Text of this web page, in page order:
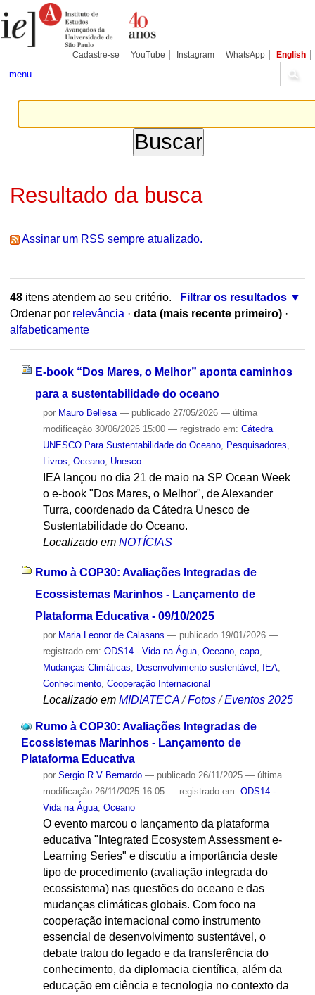
para
conteúdo.
Pessoais
Cadastre-se YouTube Instagram WhatsApp English
menu
Resultado da busca
Assinar um RSS sempre atualizado.
48itens atendem ao seu critério.
Filtrar os resultados
Ordenar por relevância · data (mais recente primeiro) ·
alfabeticamente
E-book “Dos Mares, o Melhor” aponta caminhos
para a sustentabilidade do oceano
por Mauro Bellesa — publicado27/05/2026 — última
modificação30/06/2026 15:00 — registrado em: Cátedra
UNESCO Para Sustentabilidade do Oceano, Pesquisadores
Livros Oceano, Unesco
IEA lançou no dia 21 de maio na SP Ocean Week
o e-book "Dos Mares, o Melhor", de Alexander
Turra, coordenado da Cátedra Unesco de
Sustentabilidade do Oceano.
Localizado em NOTÍCIAS
Rumo à COP30: Avaliações Integradas de
Ecossistemas Marinhos - Lançamento de
Plataforma Educativa - 09/10/2025
por Maria Leonor de Calasans — publicado19/01/2026 —
registrado em: ODS14 - Vida na Água, Oceano, capa,
Mudanças Climáticas
Desenvolvimento sustentável IEA,
Conhecimento, Cooperação Internacional
Localizado em MIDIATECA /Fotos /Eventos 2025
Rumo à COP30: Avaliações Integradas de
Ecossistemas Marinhos - Lançamento de
Plataforma Educativa
por Sergio R V Bernardo — publicado26/11/2025 — última
modificação26/11/2025 16:05 — registrado em: ODS14 -
Vida na Água, Oceano
O evento marcou o lançamento da plataforma
educativa "Integrated Ecosystem Assessment e-
Learning Series" e discutiu a importância deste
tipo de procedimento (avaliação integrada do
ecossistema) nas questões do oceano e das
mudanças climáticas globais. Com foco na
cooperação internacional como instrumento
essencial de desenvolvimento sustentável, o
debate tratou do legado e da transferência do
conhecimento, da diplomacia científica, além da
educação em ciência e tecnologia no contexto da